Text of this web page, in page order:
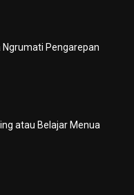
Ngrumati Pengarepan
atau Belajar Menua